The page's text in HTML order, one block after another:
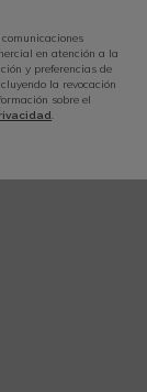
en atención a la
y preferencias de
la revocación
sobre el